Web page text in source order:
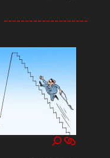
--------------------